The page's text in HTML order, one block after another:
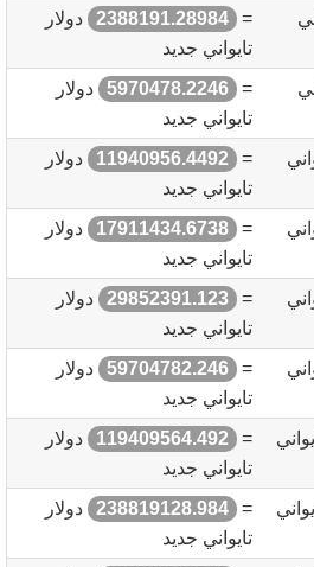
=
2388191.28984
دولار
تايواني جديد
=
5970478.2246
دولار
تايواني جديد
=
11940956.4492
دولار
تايواني جديد
=
17911434.6738
دولار
تايواني جديد
=
29852391.123
دولار
تايواني جديد
=
59704782.246
دولار
تايواني جديد
=
119409564.492
دولار
تايواني جديد
=
238819128.984
دولار
تايواني جديد